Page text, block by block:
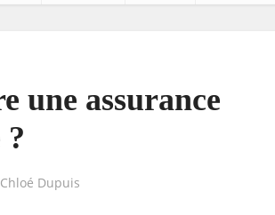
une assurance
?
Chloé Dupuis